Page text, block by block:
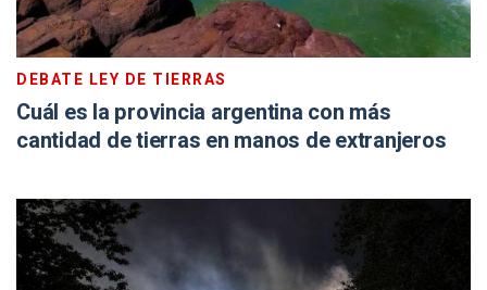
DEBATE LEY DE TIERRAS
Cuál es la provincia argentina con más
cantidad de tierras en manos de extranjeros